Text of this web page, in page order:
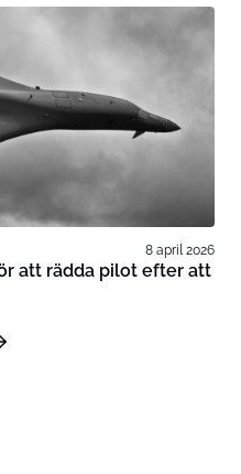
8 april 2026
att rädda pilot efter att